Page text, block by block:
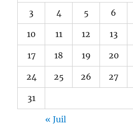
3 4 5 6
10 11 12 13
17 18 19 20
24 25 26 27
31
« Juil